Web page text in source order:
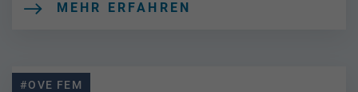
MEHR ERFAHREN
#OVE FEM